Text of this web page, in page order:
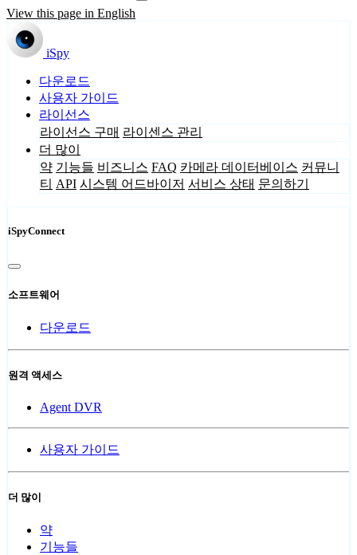
View this page in English
iSpy
다운로드
사용자 가이드
라이선스
라이선스 구매 라이센스 관리
더 많이
약 기능들 비즈니스 FAQ 카메라 데이터베이스 커뮤니
티 API 시스템 어드바이저 서비스 상태 문의하기
iSpyConnect
소프트웨어
다운로드
원격 액세스
Agent DVR
사용자 가이드
더 많이
약
기능들